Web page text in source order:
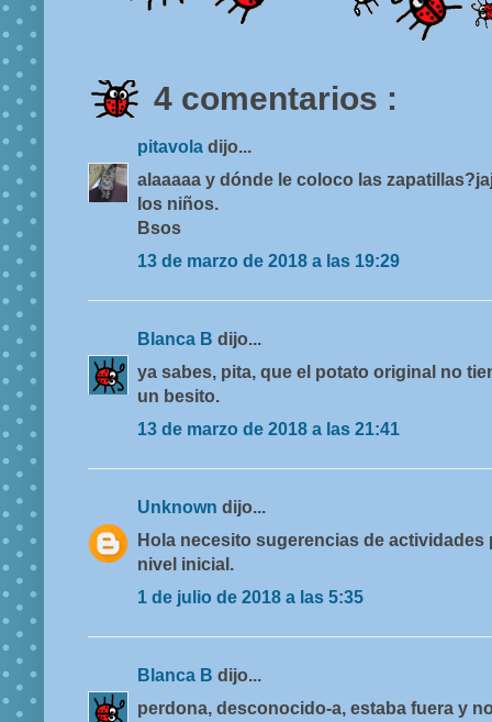
4 comentarios :
pitavola dijo...
alaaaaa y dónde le coloco las
los niños.
Bsos
13 de marzo de 2018 a las 19:29
Blanca B dijo...
ya sabes, pita, que el potato original no
un besito.
13 de marzo de 2018 a las 21:41
Unknown dijo...
Hola necesito sugerencias de
nivel inicial.
1 de julio de 2018 a las 5:35
Blanca B dijo...
perdona, desconocido-a, estaba fuera y